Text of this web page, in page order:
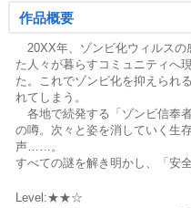
作品概要
20XX年、ゾンビ化ウィルスの
た人々が暮らすコミュニティへ
た。これでゾンビ化を抑えられ
れてしまう。
各地で続発する「ゾンビ信奉
の噂。次々と姿を消していく生
声……。
すべての謎を解き明かし、「安
Level:★★☆